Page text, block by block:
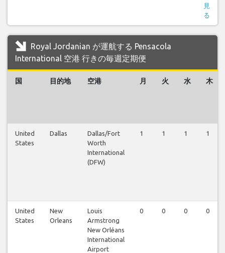
見
る
Royal Jordanian が運航する Pensacola
International 空港 行きの毎週定期便
国 目的地 空港 月 火 水 木
United
States
Dallas
Dallas/Fort
Worth
International
(DFW)
1 1 1 1
United
States
New
Orleans
Louis
Armstrong
New Orléans
International
Airport
0 0 0 0